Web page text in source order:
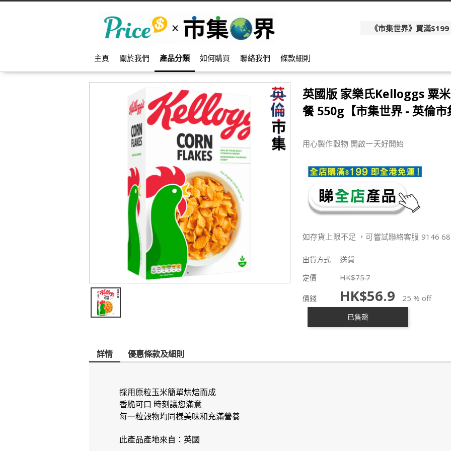
《市集世界》買滿
主頁 關於我們 產品分類 如何購買 聯絡我們 條款細則
英國版 家樂氏Kelloggs 粟
餐 550g【市集世界 - 英倫市
用心製作穀物 開啟一天好開始
如存貨上限不足 ，可嘗試聯絡客服 9146
出貨方式 送貨
定價 HK$75.7
價錢 HK$56.9 25 % off
已售罄
詳情 優惠條款及細則
採用原粒玉米簡單烘焙而成
香脆可口 時刻讓您滿意
每一粒穀物均同樣美味和充滿營養
此產品產地來自：英國